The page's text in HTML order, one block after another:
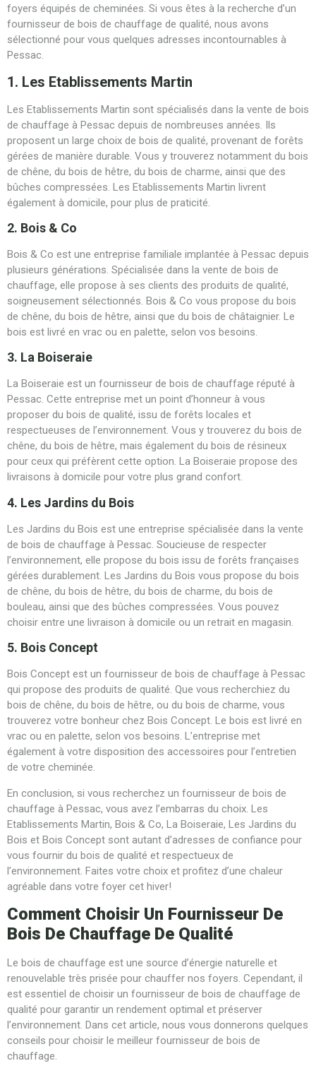
foyers équipés de cheminées. Si vous êtes à la recherche d’un
fournisseur de bois de chauffage de qualité, nous avons
sélectionné pour vous quelques adresses incontournables à
Pessac.
1. Les Etablissements Martin
Les Etablissements Martin sont spécialisés dans la vente de bois
de chauffage à Pessac depuis de nombreuses années. Ils
proposent un large choix de bois de qualité, provenant de forêts
gérées de manière durable. Vous y trouverez notamment du bois
de chêne, du bois de hêtre, du bois de charme, ainsi que des
bûches compressées. Les Etablissements Martin livrent
également à domicile, pour plus de praticité.
2. Bois & Co
Bois & Co est une entreprise familiale implantée à Pessac depuis
plusieurs générations. Spécialisée dans la vente de bois de
chauffage, elle propose à ses clients des produits de qualité,
soigneusement sélectionnés. Bois & Co vous propose du bois
de chêne, du bois de hêtre, ainsi que du bois de châtaignier. Le
bois est livré en vrac ou en palette, selon vos besoins.
3. La Boiseraie
La Boiseraie est un fournisseur de bois de chauffage réputé à
Pessac. Cette entreprise met un point d’honneur à vous
proposer du bois de qualité, issu de forêts locales et
respectueuses de l’environnement. Vous y trouverez du bois de
chêne, du bois de hêtre, mais également du bois de résineux
pour ceux qui préfèrent cette option. La Boiseraie propose des
livraisons à domicile pour votre plus grand confort.
4. Les Jardins du Bois
Les Jardins du Bois est une entreprise spécialisée dans la vente
de bois de chauffage à Pessac. Soucieuse de respecter
l’environnement, elle propose du bois issu de forêts françaises
gérées durablement. Les Jardins du Bois vous propose du bois
de chêne, du bois de hêtre, du bois de charme, du bois de
bouleau, ainsi que des bûches compressées. Vous pouvez
choisir entre une livraison à domicile ou un retrait en magasin.
5. Bois Concept
Bois Concept est un fournisseur de bois de chauffage à Pessac
qui propose des produits de qualité. Que vous recherchiez du
bois de chêne, du bois de hêtre, ou du bois de charme, vous
trouverez votre bonheur chez Bois Concept. Le bois est livré en
vrac ou en palette, selon vos besoins. L’entreprise met
également à votre disposition des accessoires pour l’entretien
de votre cheminée.
En conclusion, si vous recherchez un fournisseur de bois de
chauffage à Pessac, vous avez l’embarras du choix. Les
Etablissements Martin, Bois & Co, La Boiseraie, Les Jardins du
Bois et Bois Concept sont autant d’adresses de confiance pour
vous fournir du bois de qualité et respectueux de
l’environnement. Faites votre choix et profitez d’une chaleur
agréable dans votre foyer cet hiver!
Comment Choisir Un Fournisseur De
Bois De Chauffage De Qualité
Le bois de chauffage est une source d’énergie naturelle et
renouvelable très prisée pour chauffer nos foyers. Cependant, il
est essentiel de choisir un fournisseur de bois de chauffage de
qualité pour garantir un rendement optimal et préserver
l’environnement. Dans cet article, nous vous donnerons quelques
conseils pour choisir le meilleur fournisseur de bois de
chauffage.